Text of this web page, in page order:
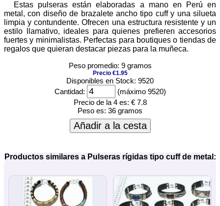
Estas pulseras están elaboradas a mano en Perú en
metal, con diseño de brazalete ancho tipo cuff y una silueta
limpia y contundente. Ofrecen una estructura resistente y un
estilo llamativo, ideales para quienes prefieren accesorios
fuertes y minimalistas. Perfectas para boutiques o tiendas de
regalos que quieran destacar piezas para la muñeca.
Peso promedio: 9 gramos
Precio €1.95
Disponibles en Stock: 9520
Cantidad:
(máximo 9520)
Precio de la 4 es: € 7.8
Peso es: 36 gramos
Añadir a la cesta
Productos similares a Pulseras rígidas tipo cuff de metal: